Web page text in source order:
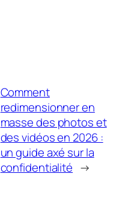
Comment
redimensionner en
masse des photos et
des vidéos en 2026 :
un guide axé sur la
confidentialité →